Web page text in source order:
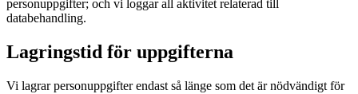
personuppgifter; och vi loggar all aktivitet relaterad till
databehandling.
Lagringstid för uppgifterna
Vi lagrar personuppgifter endast så länge som det är nödvändigt för